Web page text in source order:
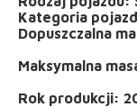
Kategoria
Dopuszczalna
Maksymalna
Rok produkcji: